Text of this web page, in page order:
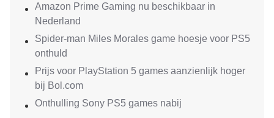
Amazon Prime Gaming nu beschikbaar in
Nederland
Spider-man Miles Morales game hoesje voor PS5
onthuld
Prijs voor PlayStation 5 games aanzienlijk hoger
bij Bol.com
Onthulling Sony PS5 games nabij